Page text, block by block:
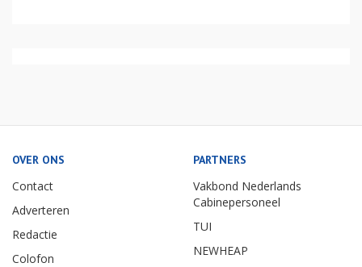
OVER ONS
Contact
Adverteren
Redactie
Colofon
PARTNERS
Vakbond Nederlands
Cabinepersoneel
TUI
NEWHEAP